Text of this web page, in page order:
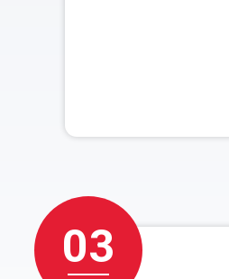
03